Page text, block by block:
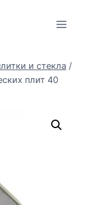
и стекла /
плит 40